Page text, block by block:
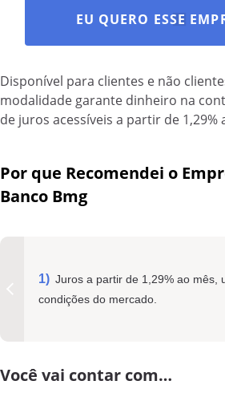
EU QUERO ESSE
Disponível para clientes e não
modalidade garante dinheiro na
de juros acessíveis a partir de 1,29%
Por que Recomendei o
Banco Bmg
Juros a partir de 1,29% ao mês,
condições do mercado.
Você vai contar com…